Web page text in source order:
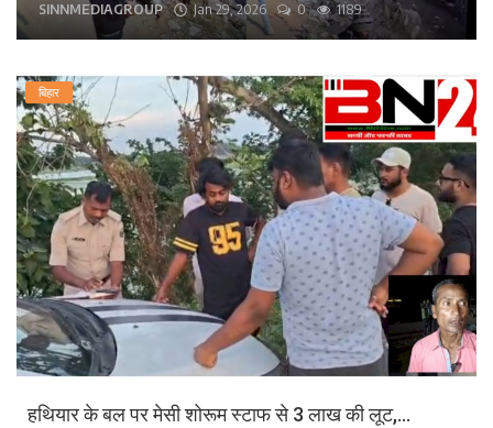
स्त्री
राज्य
कृषि
मूवी मसाला
लाइफ स्टाइल
पर्यटन
धर्म
अन्य
bn24live Sep 13, 2025 0 1575
बिहार
हथियार के बल पर मेसी शोरूम स्टाफ से 3 लाख की लूट,...